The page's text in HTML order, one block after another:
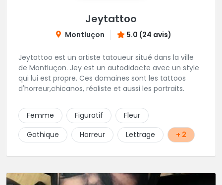
Jeytattoo
Montluçon 5.0 (24 avis)
Jeytattoo est un artiste tatoueur situé dans la ville
de Montluçon. Jey est un autodidacte avec un style
qui lui est propre. Ces domaines sont les tattoos
d'horreur,chicanos, réaliste et aussi les portraits.
Femme Figuratif
Fleur
Gothique
Horreur Lettrage + 2